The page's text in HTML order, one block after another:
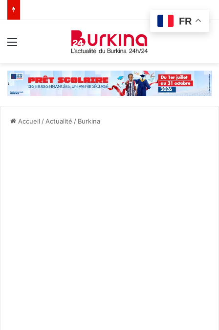
Accueil / Actualité / Burkina
FR